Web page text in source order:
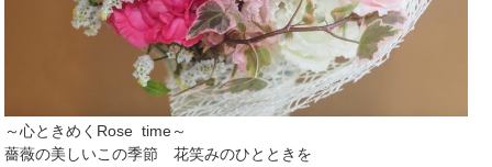
～心ときめくRose time～
薔薇の美しいこの季節 花笑みのひとときを